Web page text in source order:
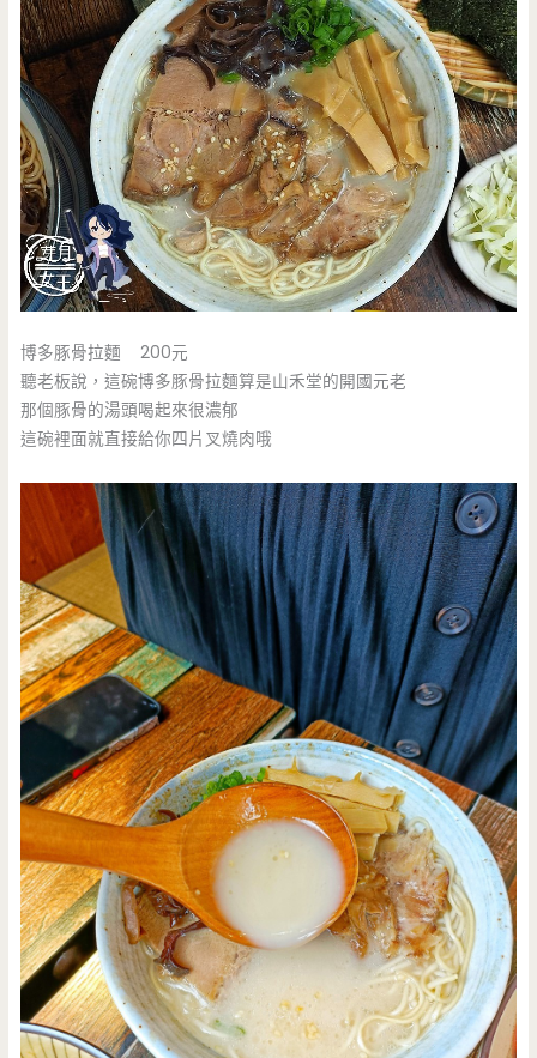
博多豚骨拉麵 200元
聽老板說，這碗博多豚骨拉麵算是山禾堂的開國元老
那個豚骨的湯頭喝起來很濃郁
這碗裡面就直接給你四片叉燒肉哦